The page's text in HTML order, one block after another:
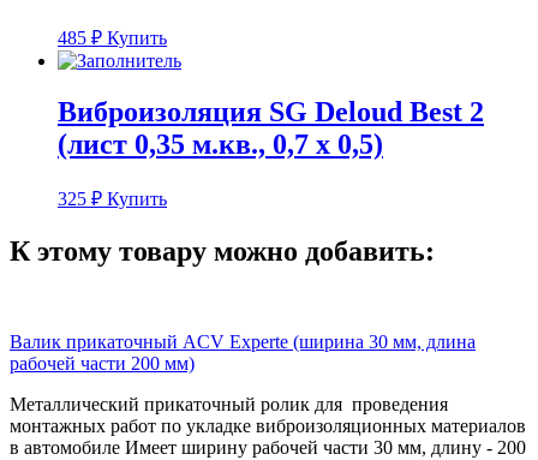
485 ₽ Купить
Виброизоляция SG Deloud Best 2
(лист 0,35 м.кв., 0,7 х 0,5)
325 ₽ Купить
К этому товару можно добавить:
Валик прикаточный ACV Experte (ширина 30 мм, длина
рабочей части 200 мм)
Металлический прикаточный ролик для проведения
монтажных работ по укладке виброизоляционных материалов
в автомобиле Имеет ширину рабочей части 30 мм, длину - 200